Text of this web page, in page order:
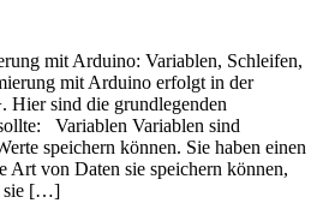
mit Arduino: Variablen, Schleifen,
mit Arduino erfolgt in der
Hier sind die grundlegenden
Variablen Variablen sind
speichern können. Sie haben einen
Art von Daten sie speichern können,
sie […]